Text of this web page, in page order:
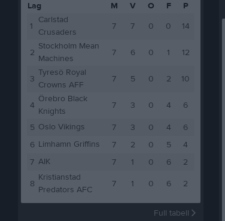
Lag M V O F
P
1
Carlstad
Crusaders
7 7 0 0 14
2
Stockholm Mean
Machines
7 6 0 1 12
3
Tyresö Royal
Crowns AFF
7 5 0 2 10
4
Örebro Black
Knights
7 3 0 4 6
5 Oslo Vikings 7 3 0 4
6
6 Limhamn Griffins 7 2 0 5
4
7 AIK 7 1 0 6
2
8
Kristianstad
Predators AFC
7 1 0 6 2
Full tabell